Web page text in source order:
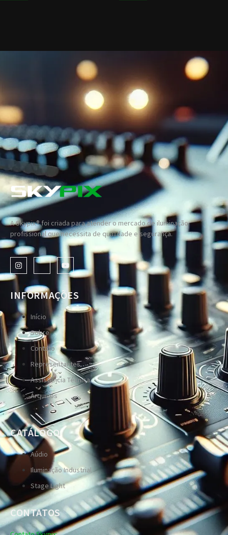
A Skypix® foi criada para atender o mercado de iluminação
profissional que necessita de qualidade e segurança.
INFORMAÇÕES
Início
Sobre
Contato
Representantes
Assistência Técnica
Arquivos
CATÁLOGO
Aúdio
Iluminação Industrial
Stage Light
CONTATOS